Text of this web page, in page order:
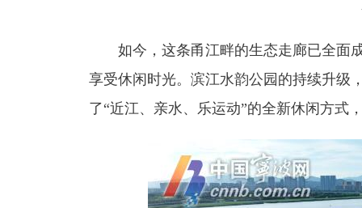
如今，这条甬江畔的生态走廊已全面
享受休闲时光。滨江水韵公园的持续升级
了“近江、亲水、乐运动”的全新休闲方式